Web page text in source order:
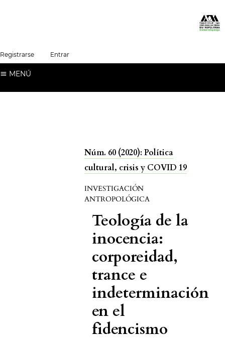
Registrarse Entrar
MENÚ
Núm. 60 (2020): Política
cultural, crisis y COVID 19
INVESTIGACIÓN
ANTROPOLÓGICA
Teología de la
inocencia:
corporeidad,
trance e
indeterminación
en el
fidencismo